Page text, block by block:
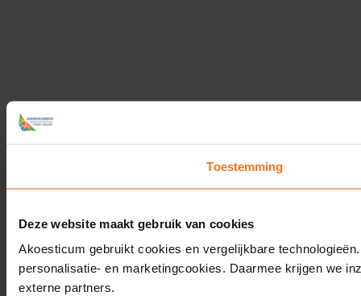
Toestemming
Deze website maakt gebruik van cookies
Akoesticum gebruikt cookies en vergelijkbare
personalisatie- en marketingcookies. Daarmee krijgen we
externe partners.